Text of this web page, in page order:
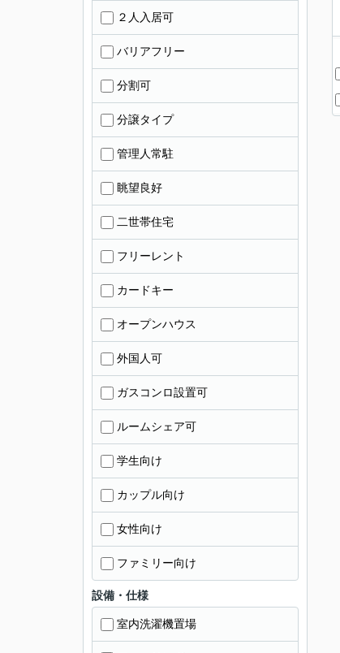
２人入居可
バリアフリー
分割可
分譲タイプ
管理人常駐
眺望良好
二世帯住宅
フリーレント
カードキー
オープンハウス
外国人可
ガスコンロ設置可
ルームシェア可
学生向け
カップル向け
女性向け
ファミリー向け
設備・仕様
室内洗濯機置場